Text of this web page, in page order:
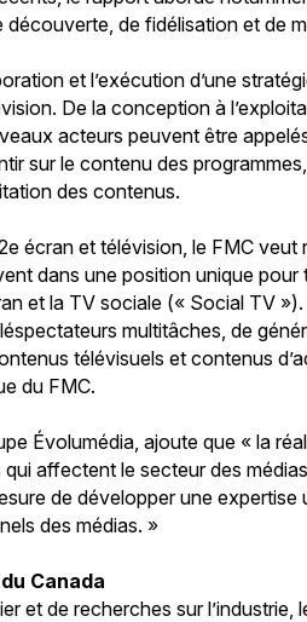
de fidélisation et de
et l’exécution d’une
De la conception à
acteurs peuvent être
sur le contenu des
des contenus.
écran et télévision, le FMC
dans une position unique
et la TV sociale (« Social TV
multitâches, de
télévisuels et contenus
du FMC.
Évolumédia, ajoute que « la
affectent le secteur des
de développer une expertise
des médias. »
Canada
et de recherches sur